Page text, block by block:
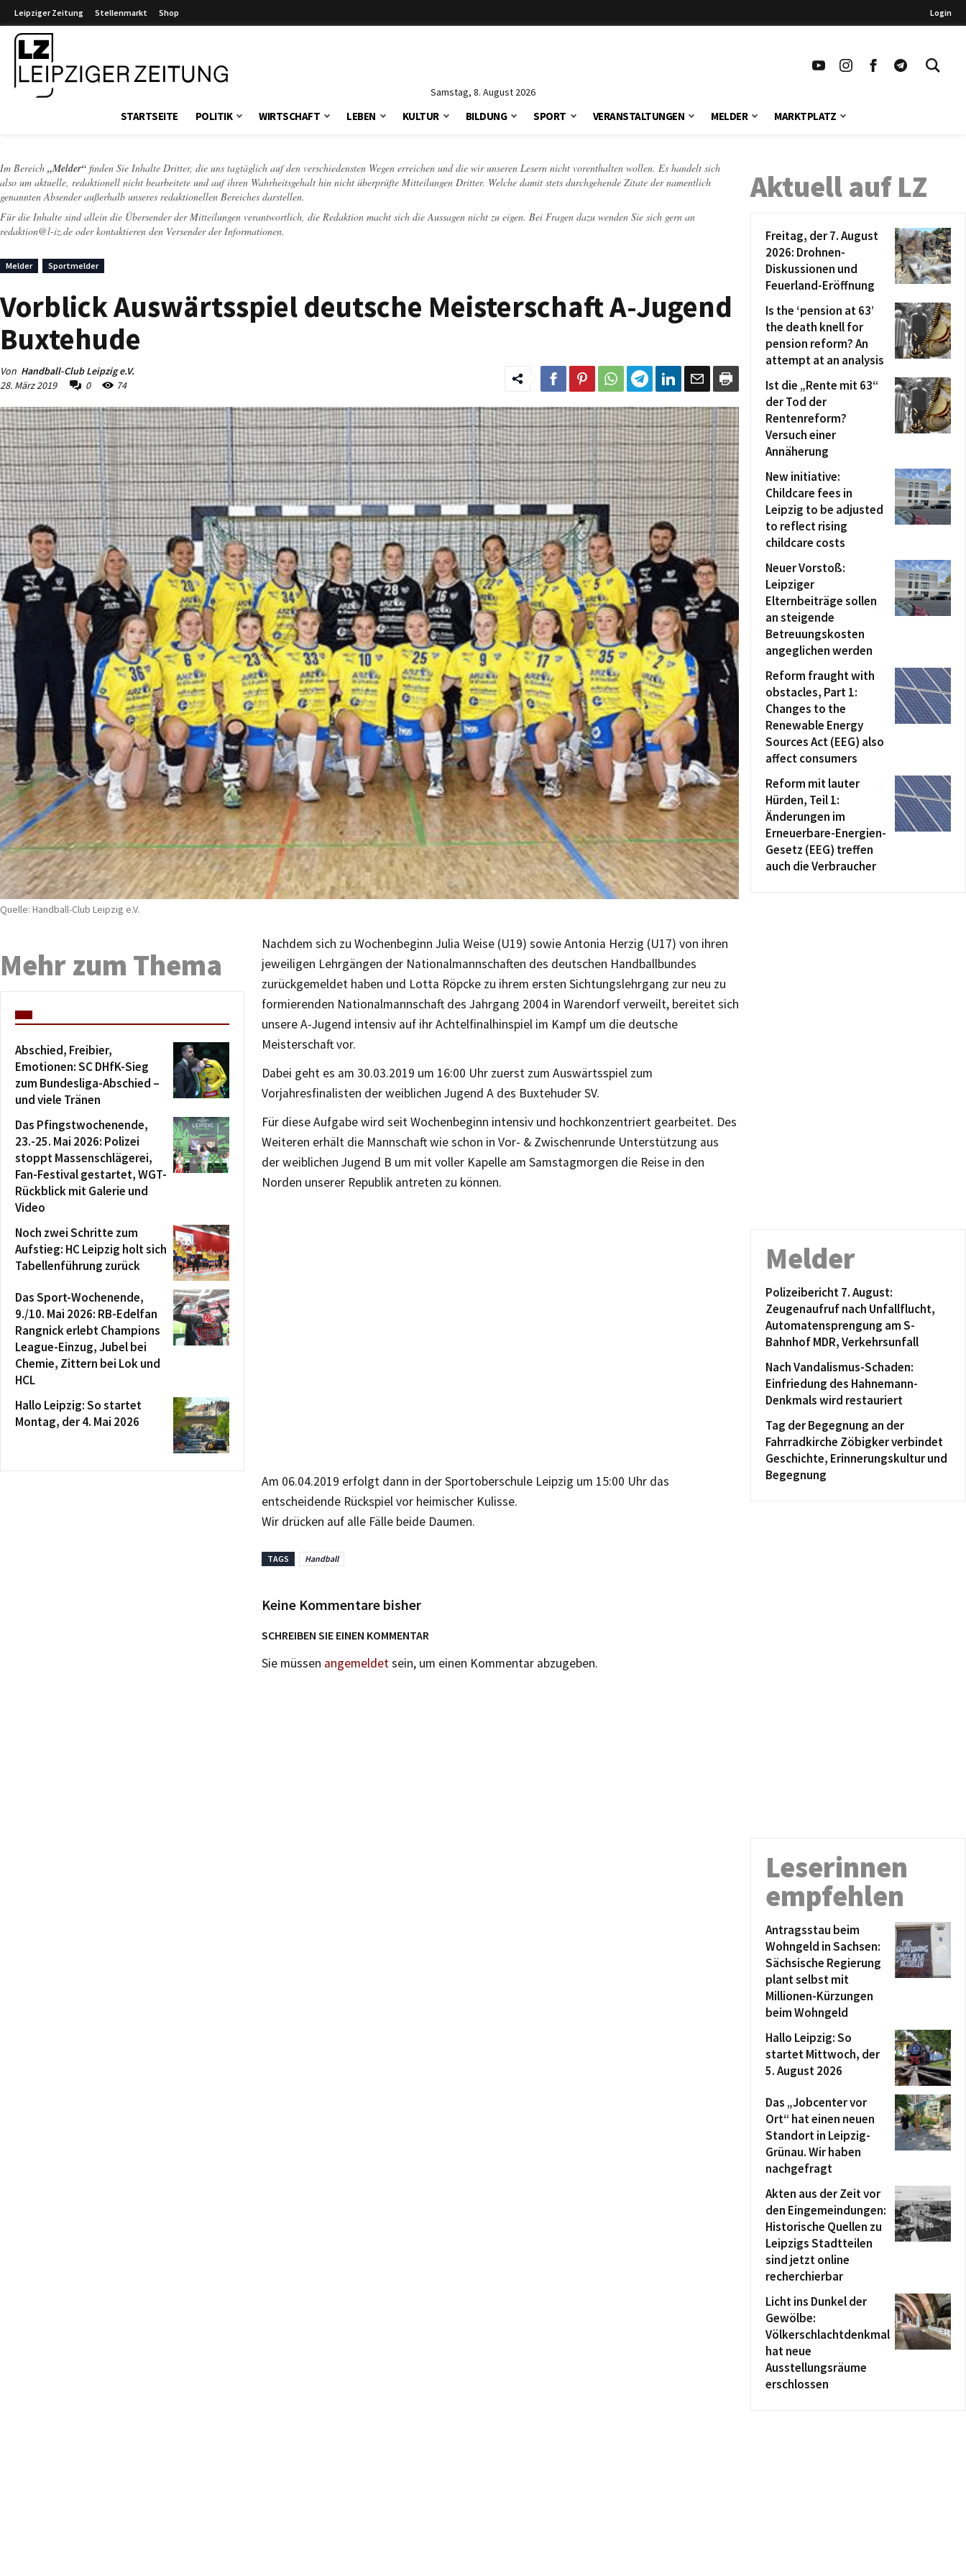
Leipziger Zeitung Stellenmarkt Shop Login
Samstag, 8. August 2026
STARTSEITE POLITIK WIRTSCHAFT LEBEN KULTUR BILDUNG SPORT VERANSTALTUNGEN MELDER MARKTPLATZ
Im Bereich „Melder“ finden Sie Inhalte Dritter, die uns tagtäglich auf den verschiedensten Wegen erreichen und die wir unseren Lesern nicht vorenthalten wollen. Es handelt sich
also um aktuelle, redaktionell nicht bearbeitete und auf ihren Wahrheitsgehalt hin nicht überprüfte Mitteilungen Dritter. Welche damit stets durchgehende Zitate der namentlich
genannten Absender außerhalb unseres redaktionellen Bereiches darstellen.
Für die Inhalte sind allein die Übersender der Mitteilungen verantwortlich, die Redaktion macht sich die Aussagen nicht zu eigen. Bei Fragen dazu wenden Sie sich gern an
redaktion@l-iz.de oder kontaktieren den Versender der Informationen.
Melder Sportmelder
Vorblick Auswärtsspiel deutsche Meisterschaft A-Jugend
Buxtehude
Von Handball-Club Leipzig e.V.
28. März 2019
0 74
Quelle: Handball-Club Leipzig e.V.
Nachdem sich zu Wochenbeginn Julia Weise (U19) sowie Antonia Herzig (U17) von ihren
jeweiligen Lehrgängen der Nationalmannschaften des deutschen Handballbundes
zurückgemeldet haben und Lotta Röpcke zu ihrem ersten Sichtungslehrgang zur neu zu
formierenden Nationalmannschaft des Jahrgang 2004 in Warendorf verweilt, bereitet sich
unsere A-Jugend intensiv auf ihr Achtelfinalhinspiel im Kampf um die deutsche
Meisterschaft vor.
Dabei geht es am 30.03.2019 um 16:00 Uhr zuerst zum Auswärtsspiel zum
Vorjahresfinalisten der weiblichen Jugend A des Buxtehuder SV.
Für diese Aufgabe wird seit Wochenbeginn intensiv und hochkonzentriert gearbeitet. Des
Weiteren erhält die Mannschaft wie schon in Vor- & Zwischenrunde Unterstützung aus
der weiblichen Jugend B um mit voller Kapelle am Samstagmorgen die Reise in den
Norden unserer Republik antreten zu können.
Am 06.04.2019 erfolgt dann in der Sportoberschule Leipzig um 15:00 Uhr das
entscheidende Rückspiel vor heimischer Kulisse.
Wir drücken auf alle Fälle beide Daumen.
TAGS Handball
Keine Kommentare bisher
SCHREIBEN SIE EINEN KOMMENTAR
Sie müssen angemeldetsein, um einen Kommentar abzugeben.
Mehr zum Thema
Abschied, Freibier,
Emotionen: SC DHfK-Sieg
zum Bundesliga-Abschied –
und viele Tränen
Das Pfingstwochenende,
23.-25. Mai 2026: Polizei
stoppt Massenschlägerei,
Fan-Festival gestartet, WGT-
Rückblick mit Galerie und
Video
Noch zwei Schritte zum
Aufstieg: HC Leipzig holt sich
Tabellenführung zurück
Das Sport-Wochenende,
9./10. Mai 2026: RB-Edelfan
Rangnick erlebt Champions
League-Einzug, Jubel bei
Chemie, Zittern bei Lok und
HCL
Hallo Leipzig: So startet
Montag, der 4. Mai 2026
Aktuell auf LZ
Freitag, der 7. August
2026: Drohnen-
Diskussionen und
Feuerland-Eröffnung
Is the ‘pension at 63’
the death knell for
pension reform? An
attempt at an analysis
Ist die „Rente mit 63“
der Tod der
Rentenreform?
Versuch einer
Annäherung
New initiative:
Childcare fees in
Leipzig to be adjusted
to reflect rising
childcare costs
Neuer Vorstoß:
Leipziger
Elternbeiträge sollen
an steigende
Betreuungskosten
angeglichen werden
Reform fraught with
obstacles, Part 1:
Changes to the
Renewable Energy
Sources Act (EEG) also
affect consumers
Reform mit lauter
Hürden, Teil 1:
Änderungen im
Erneuerbare-Energien-
Gesetz (EEG) treffen
auch die Verbraucher
Melder
Polizeibericht 7. August:
Zeugenaufruf nach Unfallflucht,
Automatensprengung am S-
Bahnhof MDR, Verkehrsunfall
Nach Vandalismus-Schaden:
Einfriedung des Hahnemann-
Denkmals wird restauriert
Tag der Begegnung an der
Fahrradkirche Zöbigker verbindet
Geschichte, Erinnerungskultur und
Begegnung
Leserinnen
empfehlen
Antragsstau beim
Wohngeld in Sachsen:
Sächsische Regierung
plant selbst mit
Millionen-Kürzungen
beim Wohngeld
Hallo Leipzig: So
startet Mittwoch, der
5. August 2026
Das „Jobcenter vor
Ort“ hat einen neuen
Standort in Leipzig-
Grünau. Wir haben
nachgefragt
Akten aus der Zeit vor
den Eingemeindungen:
Historische Quellen zu
Leipzigs Stadtteilen
sind jetzt online
recherchierbar
Licht ins Dunkel der
Gewölbe:
Völkerschlachtdenkmal
hat neue
Ausstellungsräume
erschlossen